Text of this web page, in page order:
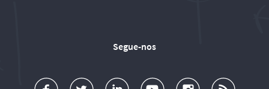
Segue-nos